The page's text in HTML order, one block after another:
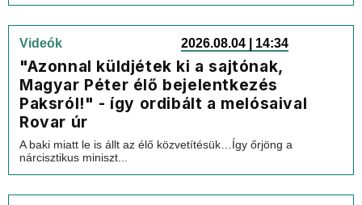
Videók 2026.08.04 | 14:34
"Azonnal küldjétek ki a sajtónak,
Magyar Péter élő bejelentkezés
Paksról!" - így ordibált a melósaival
Rovar úr
A baki miatt le is állt az élő közvetítésük…Így őrjöng a
nárcisztikus miniszt...